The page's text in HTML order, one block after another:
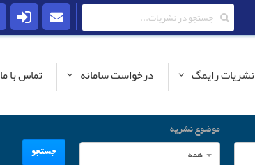
نشریات رایمگ درخواست سامانه تماس با ما
موضوع نشریه
همه جستجو